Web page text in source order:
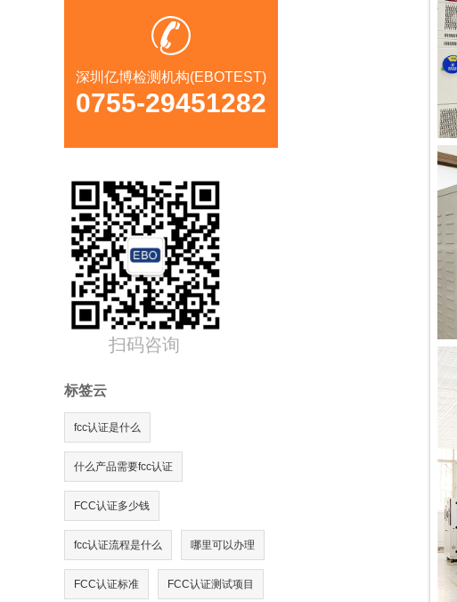
深圳亿博检测机构(EBOTEST)
0755-29451282
扫码咨询
标签云
fcc认证是什么
什么产品需要fcc认证
FCC认证多少钱
fcc认证流程是什么 哪里可以办理
FCC认证标准 FCC认证测试项目